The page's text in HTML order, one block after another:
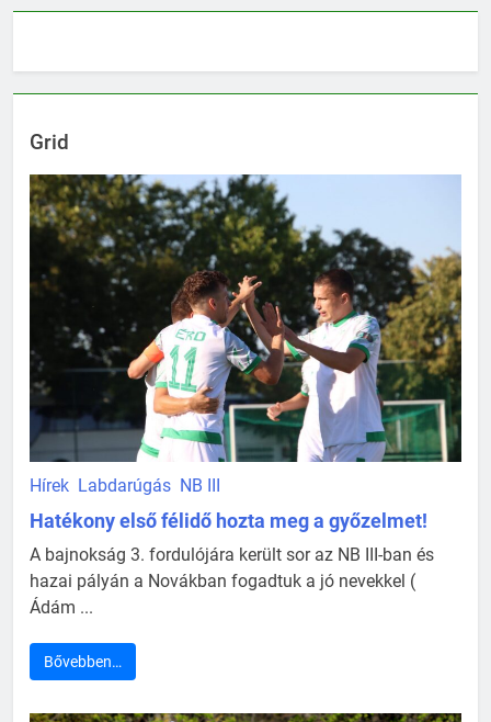
Grid
Hírek Labdarúgás NB III
Hatékony első félidő hozta meg a győzelmet!
A bajnokság 3. fordulójára került sor az NB III-ban és
hazai pályán a Novákban fogadtuk a jó nevekkel (
Ádám ...
Bővebben…